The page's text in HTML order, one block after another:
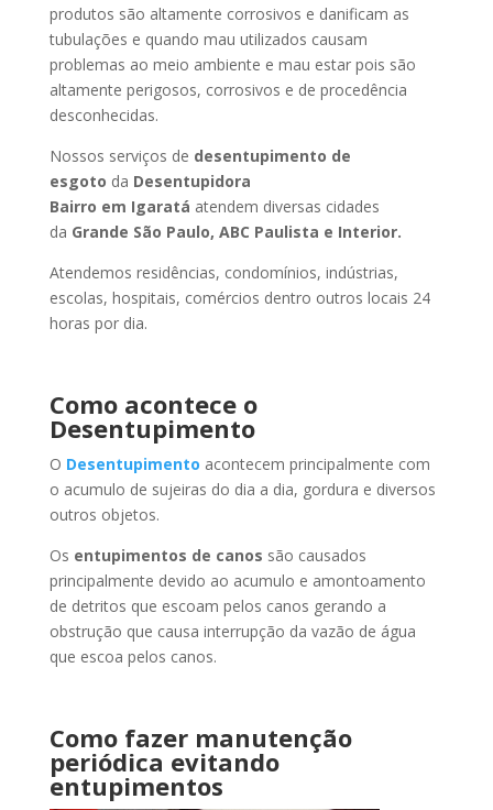
produtos são altamente corrosivos e danificam as
tubulações e quando mau utilizados causam
problemas ao meio ambiente e mau estar pois são
altamente perigosos, corrosivos e de procedência
desconhecidas.
Nossos serviços de desentupimento de
esgoto da Desentupidora
Bairro em Igaratá atendem diversas cidades
da Grande São Paulo, ABC Paulista e Interior.
Atendemos residências, condomínios, indústrias,
escolas, hospitais, comércios dentro outros locais 24
horas por dia.
Como acontece o
Desentupimento
O Desentupimento acontecem principalmente com
o acumulo de sujeiras do dia a dia, gordura e diversos
outros objetos.
Os entupimentos de canos são causados
principalmente devido ao acumulo e amontoamento
de detritos que escoam pelos canos gerando a
obstrução que causa interrupção da vazão de água
que escoa pelos canos.
Como fazer manutenção
periódica evitando
entupimentos